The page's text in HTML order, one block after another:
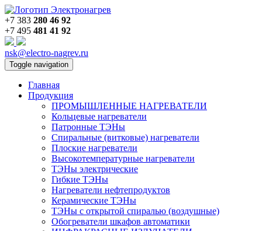
+7 383 280 46 92
+7 495 481 41 92
nsk@electro-nagrev.ru
Toggle navigation
Главная
Продукция
ПРОМЫШЛЕННЫЕ НАГРЕВАТЕЛИ
Кольцевые нагреватели
Патронные ТЭНы
Спиральные (витковые) нагреватели
Плоские нагреватели
Высокотемпературные нагреватели
ТЭНы электрические
Гибкие ТЭНы
Нагреватели нефтепродуктов
Керамические ТЭНы
ТЭНы с открытой спиралью (воздушные)
Обогреватели шкафов автоматики